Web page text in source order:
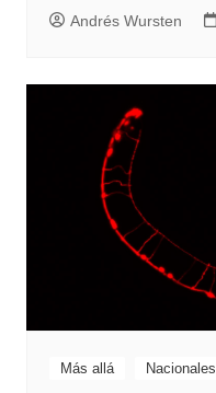
Andrés Wursten
Más allá Nacionales